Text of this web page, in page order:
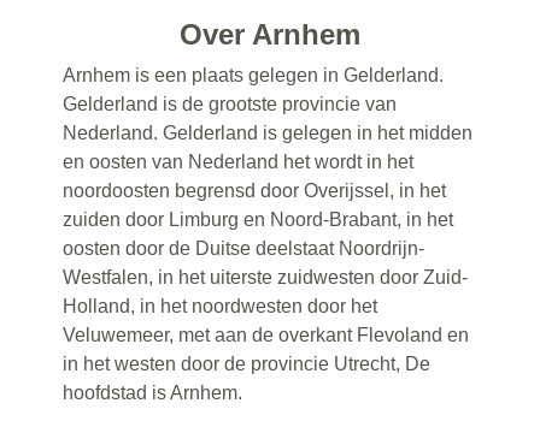
Over Arnhem
Arnhem is een plaats gelegen in Gelderland.
Gelderland is de grootste provincie van
Nederland. Gelderland is gelegen in het midden
en oosten van Nederland het wordt in het
noordoosten begrensd door Overijssel, in het
zuiden door Limburg en Noord-Brabant, in het
oosten door de Duitse deelstaat Noordrijn-
Westfalen, in het uiterste zuidwesten door Zuid-
Holland, in het noordwesten door het
Veluwemeer, met aan de overkant Flevoland en
in het westen door de provincie Utrecht, De
hoofdstad is Arnhem.